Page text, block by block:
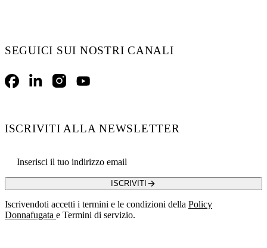
SEGUICI SUI NOSTRI CANALI
FacebookLinkedInInstagramYouTube
ISCRIVITI ALLA NEWSLETTER
ISCRIVITI
Iscrivendoti accetti i termini e le condizioni della Policy
Donnafugata e Termini di servizio.